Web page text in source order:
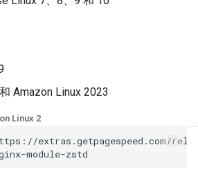
$browser_version
$device_type
模
全的强
支持 -
包
Amazon Linux 2023
Linux 2
extras.getpagespeed.com/